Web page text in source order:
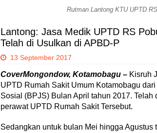
Rutman Lantong KTU UPTD
Lantong: Jasa Medik UPTD RS
Telah di Usulkan di APBD-P
13 September 2017
CoverMongondow, Kotamobagu – Kisruh
UPTD Rumah Sakit Umum Kotamobagu
Sosial (BPJS) Bulan April tahun 2017.
perawat UPTD Rumah Sakit Tersebut.
Sedangkan untuk bulan Mei hingga